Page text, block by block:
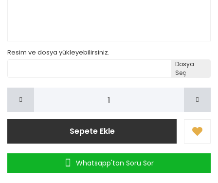
Resim ve dosya yükleyebilirsiniz.
Dosya
Seç
Sepete Ekle
Whatsapp'tan Soru Sor